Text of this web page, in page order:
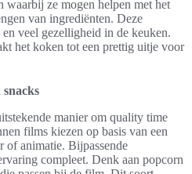
waarbij ze mogen helpen met het
van ingrediënten. Deze
veel gezelligheid in de keuken.
het koken tot een prettig uitje voor
snacks
manier om quality time
films kiezen op basis van een
of animatie. Bijpassende
compleet. Denk aan popcorn